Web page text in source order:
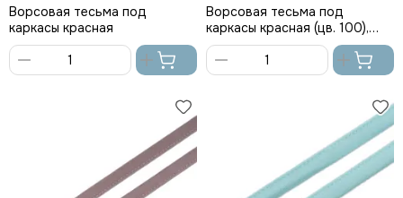
Ворсовая тесьма под
каркасы красная
корзину
Ворсовая тесьма под
каркасы красная (цв. 100),
Arta-F
корзину